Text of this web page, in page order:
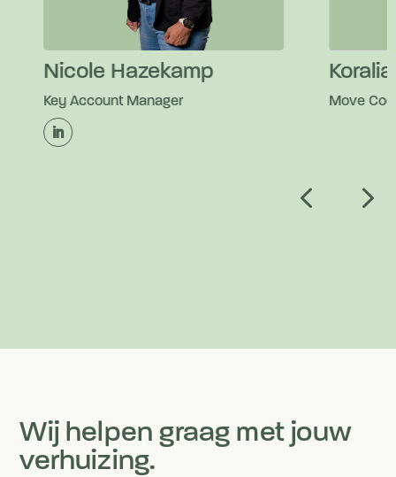
Nicole Hazekamp
Key Account Manager
Koralia
Move
Wij helpen graag met jouw
verhuizing.